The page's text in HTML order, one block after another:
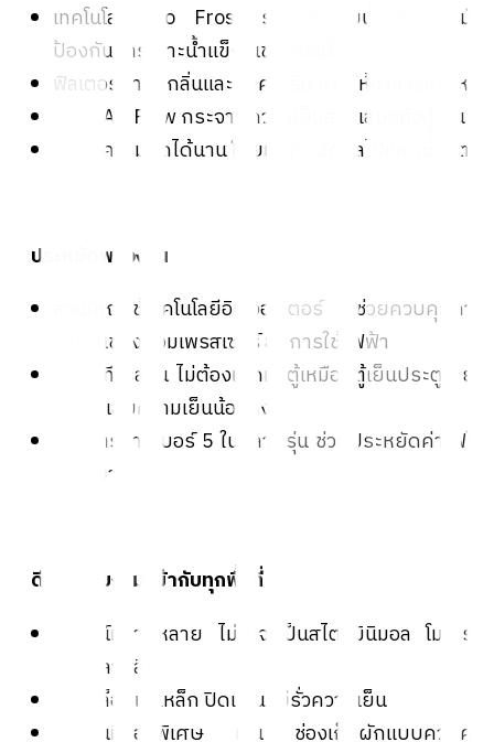
เทคโนโลยี No Frost ระบบละลายน้ำแข็งอัตโนมัติ
ป้องกันการเกาะน้ำแข็งในช่องแช่แข็ง
ฟิลเตอร์กำจัดกลิ่นและแบคทีเรีย ช่วยให้อาหารสดใหม่
Multi Air Flow กระจายความเย็นสม่ำเสมอทั่วตู้เย็น
รักษาความสดได้นาน โดยเฉพาะผักผลไม้และเนื้อสัตว์
4. ประหยัดพลังงาน
ส่วนใหญ่ใช้เทคโนโลยีอินเวอร์เตอร์ ที่ช่วยควบคุมการ
ทำงานของคอมเพรสเซอร์ ลดการใช้ไฟฟ้า
เปิดใช้ทีละส่วน ไม่ต้องเปิดทั้งตู้เหมือนตู้เย็นประตูเดียว
จึงสูญเสียความเย็นน้อยลง
ได้มาตรฐานเบอร์ 5 ในหลายรุ่น ช่วยประหยัดค่าไฟใน
ระยะยาว
5. ดีไซน์สวยงาม เข้ากับทุกพื้นที่
มีดีไซน์หลากหลาย ไม่ว่าจะเป็นสไตล์มินิมอล โมเดิร์น
หรือคลาสสิก
ประตูล็อกแม่เหล็ก ปิดแน่น ไม่รั่วความเย็น
บางรุ่นมีช่องพิเศษ เช่น ช่องเก็บผักแบบควบคุม